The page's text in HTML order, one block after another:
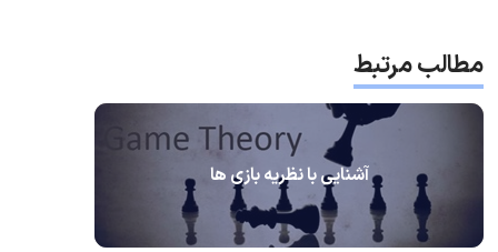
مطالب مرتبط
آشنایی با نظریه بازی ها